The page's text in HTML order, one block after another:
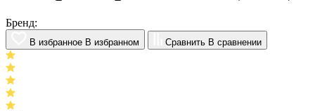
Бренд:
В избранное В избранном Сравнить В сравнении